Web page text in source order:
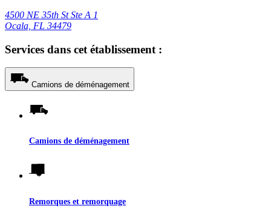
4500 NE 35th St Ste A 1
Ocala, FL 34479
Services dans cet établissement :
Camions de déménagement
Camions de déménagement
Remorques et remorquage